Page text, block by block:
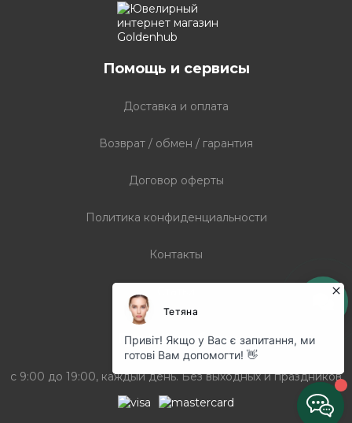
Помощь и сервисы
Доставка и оплата
Возврат / обмен / гарантия
Договор оферты
Политика конфиденциальности
Контакты
График работы
с 9:00 до 19:00, каждый день. Без выходных и праздников